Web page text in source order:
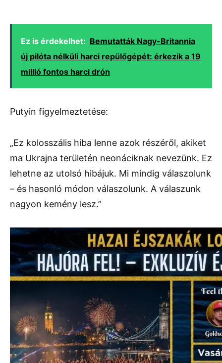
Ez is érdekelhet: Bemutatták Nagy-Britannia
új pilóta nélküli harci repülőgépét: érkezik a 19
millió fontos harci drón
Putyin figyelmeztetése:
„Ez kolosszális hiba lenne azok részéről, akiket
ma Ukrajna területén neonáciknak nevezünk. Ez
lehetne az utolsó hibájuk. Mi mindig válaszolunk
– és hasonló módon válaszolunk. A válaszunk
nagyon kemény lesz.”